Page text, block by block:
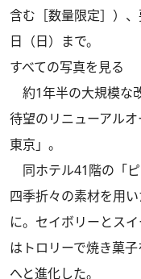
含む［数量限定］）
日（日）まで。
すべての写真を見る
約1年半の大規模な
待望のリニューアル
東京」。
同ホテル41階の「ピ
四季折々の素材を用
に。セイボリーとス
はトロリーで焼き菓
へと進化した。